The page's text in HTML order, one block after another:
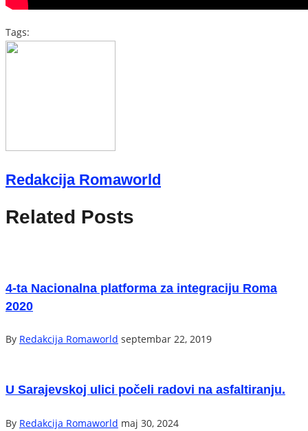
Tags:
Redakcija Romaworld
Related Posts
4-ta Nacionalna platforma za integraciju Roma
2020
By Redakcija Romaworld septembar 22, 2019
U Sarajevskoj ulici počeli radovi na asfaltiranju.
By Redakcija Romaworld maj 30, 2024